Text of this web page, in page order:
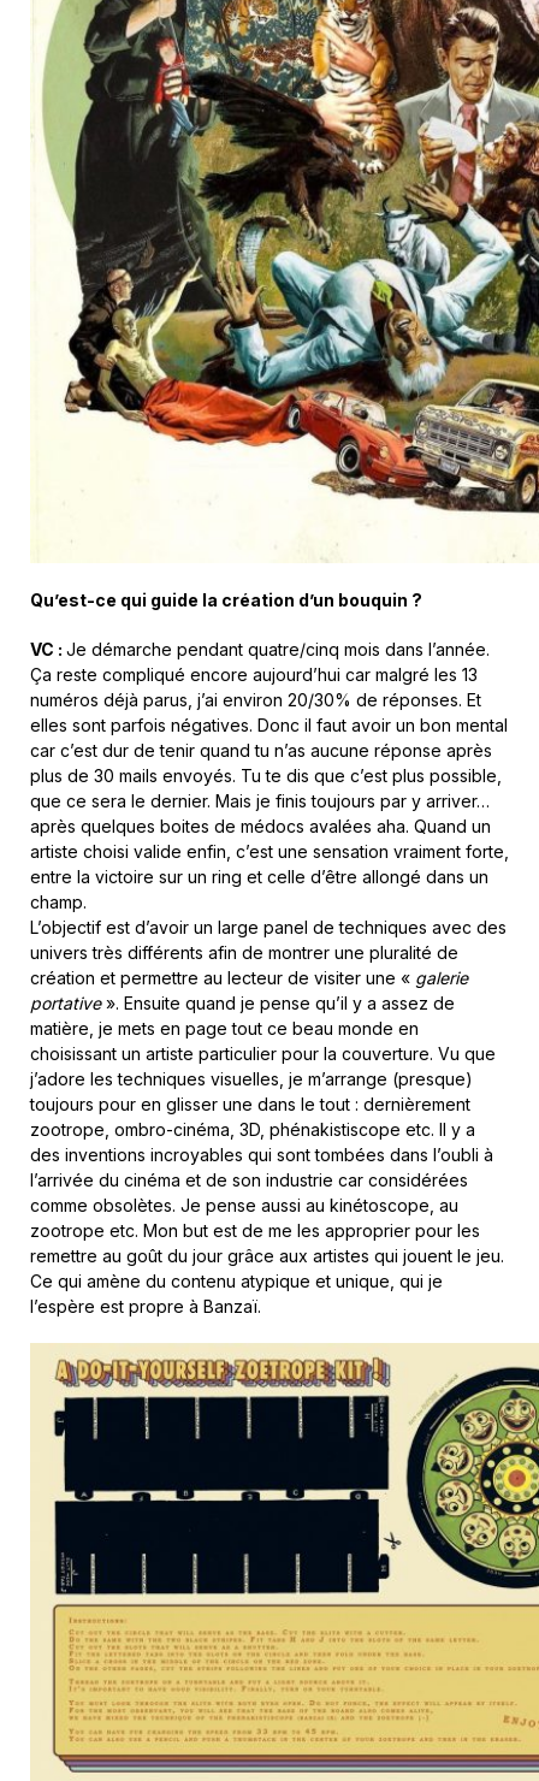
Qu’est-ce qui guide la création d’un bouquin ?
VC : Je démarche pendant quatre/cinq mois dans l’année.
Ça reste compliqué encore aujourd’hui car malgré les 13
numéros déjà parus, j’ai environ 20/30% de réponses. Et
elles sont parfois négatives. Donc il faut avoir un bon mental
car c’est dur de tenir quand tu n’as aucune réponse après
plus de 30 mails envoyés. Tu te dis que c’est plus possible,
que ce sera le dernier. Mais je finis toujours par y arriver…
après quelques boites de médocs avalées aha. Quand un
artiste choisi valide enfin, c’est une sensation vraiment forte,
entre la victoire sur un ring et celle d’être allongé dans un
champ.
L’objectif est d’avoir un large panel de techniques avec des
univers très différents afin de montrer une pluralité de
création et permettre au lecteur de visiter une « galerie
portative». Ensuite quand je pense qu’il y a assez de
matière, je mets en page tout ce beau monde en
choisissant un artiste particulier pour la couverture. Vu que
j’adore les techniques visuelles, je m’arrange (presque)
toujours pour en glisser une dans le tout : dernièrement
zootrope, ombro-cinéma, 3D, phénakistiscope etc. Il y a
des inventions incroyables qui sont tombées dans l’oubli à
l’arrivée du cinéma et de son industrie car considérées
comme obsolètes. Je pense aussi au kinétoscope, au
zootrope etc. Mon but est de me les approprier pour les
remettre au goût du jour grâce aux artistes qui jouent le jeu.
Ce qui amène du contenu atypique et unique, qui je
l’espère est propre à Banzaï.